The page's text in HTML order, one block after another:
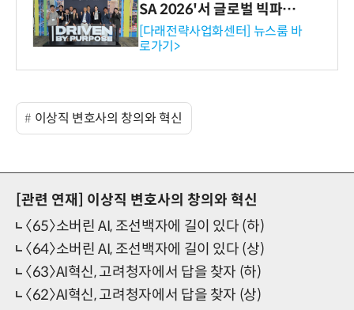
SA 2026'서 글로벌 빅파마
와의 비즈니스 미팅 지원…K
-바이오 해외 진출 교두보 확
보
[다래전략사업화센터] 뉴스룸 바
로가기>
이상직 변호사의 창의와 혁신
[관련 연재]
이상직 변호사의 창의와 혁신
〈65〉소버린 AI, 조선백자에 길이 있다 (하)
〈64〉소버린 AI, 조선백자에 길이 있다 (상)
〈63〉AI혁신, 고려청자에서 답을 찾자 (하)
〈62〉AI혁신, 고려청자에서 답을 찾자 (상)